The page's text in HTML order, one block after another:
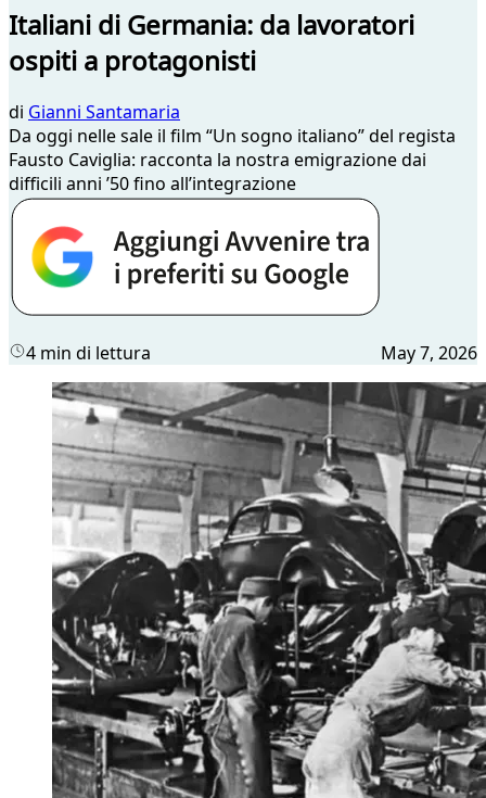
Italiani di Germania: da lavoratori
ospiti a protagonisti
di Gianni Santamaria
Da oggi nelle sale il film “Un sogno italiano” del regista
Fausto Caviglia: racconta la nostra emigrazione dai
difficili anni ’50 fino all’integrazione
4 min di lettura May 7, 2026